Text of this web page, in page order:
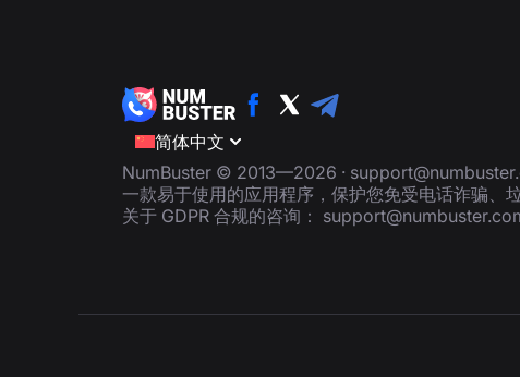
简体中文
NumBuster © 2013—2026 ·
一款易于使用的应用程序，保护您免受电话诈骗、
关于 GDPR 合规的咨询：